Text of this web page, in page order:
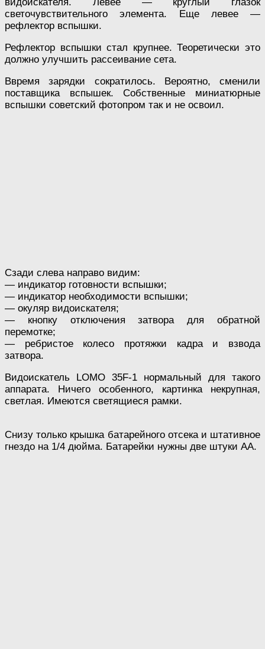
светочувствительного элемента. Еще левее —
рефлектор вспышки.
Рефлектор вспышки стал крупнее. Теоретически это
должно улучшить рассеивание сета.
Ввремя зарядки сократилось. Вероятно, сменили
поставщика вспышек. Собственные миниатюрные
вспышки советский фотопром так и не освоил.
Сзади слева направо видим:
— индикатор готовности вспышки;
— индикатор необходимости вспышки;
— окуляр видоискателя;
— кнопку отключения затвора для обратной
перемотке;
— ребристое колесо протяжки кадра и взвода
затвора.
Видоискатель LOMO 35F-1 нормальный для такого
аппарата. Ничего особенного, картинка некрупная,
светлая. Имеются светящиеся рамки.
Снизу только крышка батарейного отсека и штативное
гнездо на 1/4 дюйма. Батарейки нужны две штуки АА.